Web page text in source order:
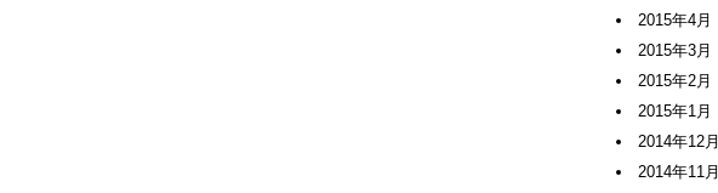
2015年4月
2015年3月
2015年2月
2015年1月
2014年12月
2014年11月